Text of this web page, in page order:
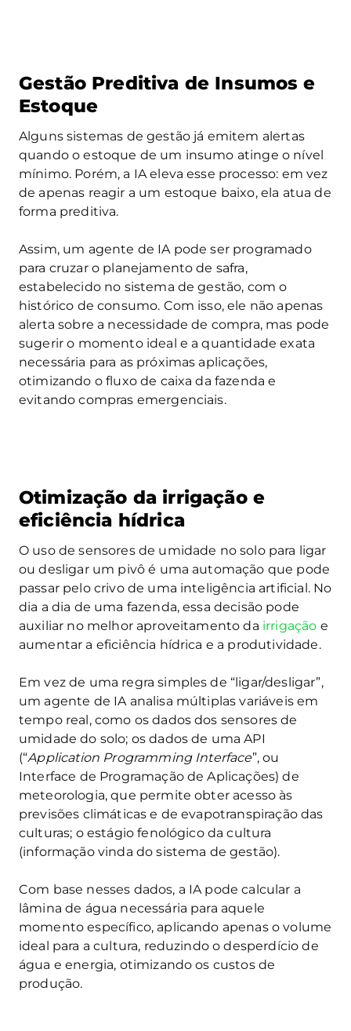
Gestão Preditiva de Insumos e
Estoque
Alguns sistemas de gestão já emitem alertas
quando o estoque de um insumo atinge o nível
mínimo. Porém, a IA eleva esse processo: em vez
de apenas reagir a um estoque baixo, ela atua de
forma preditiva.
Assim, um agente de IA pode ser programado
para cruzar o planejamento de safra,
estabelecido no sistema de gestão, com o
histórico de consumo. Com isso, ele não apenas
alerta sobre a necessidade de compra, mas pode
sugerir o momento ideal e a quantidade exata
necessária para as próximas aplicações,
otimizando o fluxo de caixa da fazenda e
evitando compras emergenciais.
Otimização da irrigação e
eficiência hídrica
O uso de sensores de umidade no solo para ligar
ou desligar um pivô é uma automação que pode
passar pelo crivo de uma inteligência artificial. No
dia a dia de uma fazenda, essa decisão pode
auxiliar no melhor aproveitamento da irrigação e
aumentar a eficiência hídrica e a produtividade.
Em vez de uma regra simples de “ligar/desligar”,
um agente de IA analisa múltiplas variáveis em
tempo real, como os dados dos sensores de
umidade do solo; os dados de uma API
(“Application Programming Interface”, ou
Interface de Programação de Aplicações) de
meteorologia, que permite obter acesso às
previsões climáticas e de evapotranspiração das
culturas; o estágio fenológico da cultura
(informação vinda do sistema de gestão).
Com base nesses dados, a IA pode calcular a
lâmina de água necessária para aquele
momento específico, aplicando apenas o volume
ideal para a cultura, reduzindo o desperdício de
água e energia, otimizando os custos de
produção.